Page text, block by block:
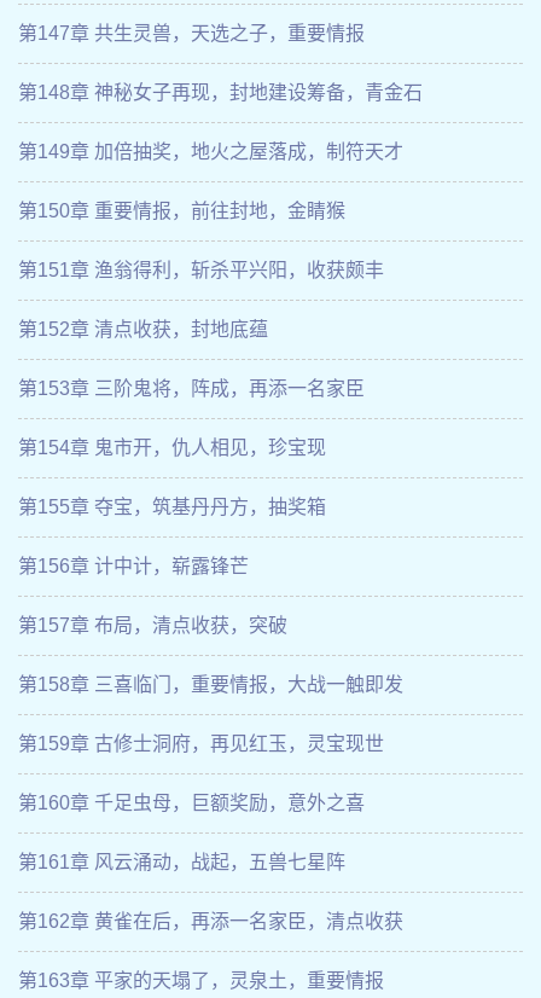
第147章 共生灵兽，天选之子，重要情报
第148章 神秘女子再现，封地建设筹备，青金石
第149章 加倍抽奖，地火之屋落成，制符天才
第150章 重要情报，前往封地，金睛猴
第151章 渔翁得利，斩杀平兴阳，收获颇丰
第152章 清点收获，封地底蕴
第153章 三阶鬼将，阵成，再添一名家臣
第154章 鬼市开，仇人相见，珍宝现
第155章 夺宝，筑基丹丹方，抽奖箱
第156章 计中计，崭露锋芒
第157章 布局，清点收获，突破
第158章 三喜临门，重要情报，大战一触即发
第159章 古修士洞府，再见红玉，灵宝现世
第160章 千足虫母，巨额奖励，意外之喜
第161章 风云涌动，战起，五兽七星阵
第162章 黄雀在后，再添一名家臣，清点收获
第163章 平家的天塌了，灵泉土，重要情报